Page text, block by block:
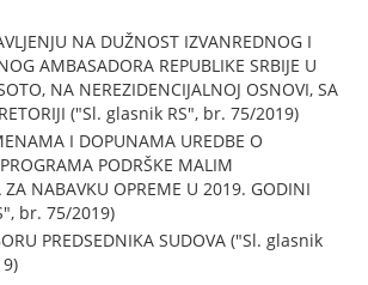
NA DUŽNOST IZVANREDNOG I
AMBASADORA REPUBLIKE SRBIJE U
NA NEREZIDENCIJALNOJ OSNOVI, SA
("Sl. glasnik RS", br. 75/2019)
I DOPUNAMA UREDBE O
PODRŠKE MALIM
ZA NABAVKU OPREME U 2019. GODINI
br. 75/2019)
PREDSEDNIKA SUDOVA ("Sl. glasnik